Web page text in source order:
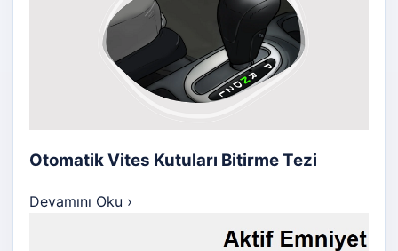
Otomatik Vites Kutuları Bitirme Tezi
Devamını Oku ›